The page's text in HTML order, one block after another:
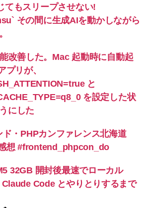
てもスリープさせない!
その間に生成AIを動かしながら
改善した。Mac 起動時に自動起
プリが、
と
を設定した状
にした
ド・PHPカンファレンス北海道
想 #frontend_phpcon_do
32GB 開封後最速でローカル
Code とやりとりするまで